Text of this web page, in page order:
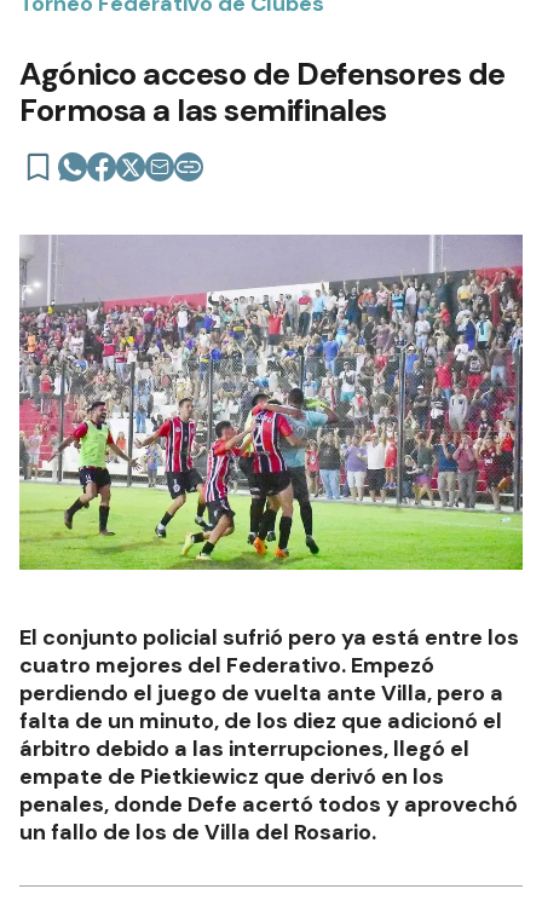
Agónico acceso de Defensores de
Formosa a las semifinales
El conjunto policial sufrió pero ya está entre los
cuatro mejores del Federativo. Empezó
perdiendo el juego de vuelta ante Villa, pero a
falta de un minuto, de los diez que adicionó el
árbitro debido a las interrupciones, llegó el
empate de Pietkiewicz que derivó en los
penales, donde Defe acertó todos y aprovechó
un fallo de los de Villa del Rosario.